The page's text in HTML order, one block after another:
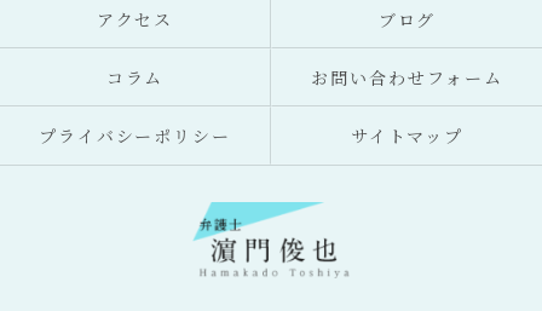
アクセス ブログ
コラム お問い合わせフォーム
プライバシーポリシー サイトマップ